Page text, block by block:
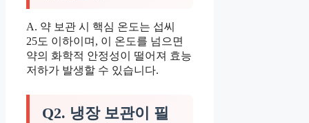
A. 약 보관 시 핵심 온도는 섭씨
25도 이하이며, 이 온도를 넘으면
약의 화학적 안정성이 떨어져 효능
저하가 발생할 수 있습니다.
Q2. 냉장 보관이 필